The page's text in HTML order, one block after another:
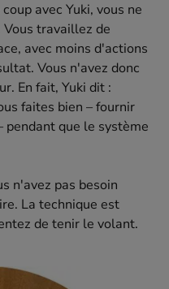
avec Yuki, vous ne
travaillez de
avec moins d'actions
Vous n'avez donc
En fait, Yuki dit :
faites bien – fournir
pendant que le système
n'avez pas besoin
La technique est
de tenir le volant.